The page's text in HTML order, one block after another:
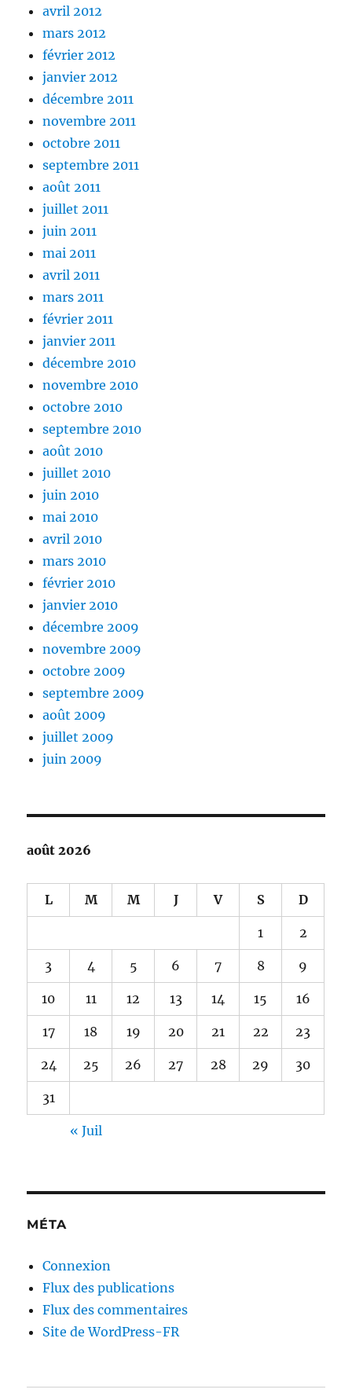
avril 2012
mars 2012
février 2012
janvier 2012
décembre 2011
novembre 2011
octobre 2011
septembre 2011
août 2011
juillet 2011
juin 2011
mai 2011
avril 2011
mars 2011
février 2011
janvier 2011
décembre 2010
novembre 2010
octobre 2010
septembre 2010
août 2010
juillet 2010
juin 2010
mai 2010
avril 2010
mars 2010
février 2010
janvier 2010
décembre 2009
novembre 2009
octobre 2009
septembre 2009
août 2009
juillet 2009
juin 2009
août 2026
L M M J V S D
1 2
3 4 5 6 7 8 9
10 11 12 13 14 15 16
17 18 19 20 21 22 23
24 25 26 27 28 29 30
31
« Juil
MÉTA
Connexion
Flux des publications
Flux des commentaires
Site de WordPress-FR